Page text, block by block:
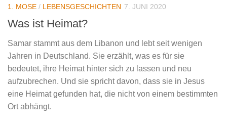
1. MOSE / LEBENSGESCHICHTEN 7. JUNI 2020
Was ist Heimat?
Samar stammt aus dem Libanon und lebt seit wenigen
Jahren in Deutschland. Sie erzählt, was es für sie
bedeutet, ihre Heimat hinter sich zu lassen und neu
aufzubrechen. Und sie spricht davon, dass sie in Jesus
eine Heimat gefunden hat, die nicht von einem bestimmten
Ort abhängt.